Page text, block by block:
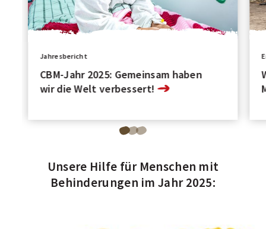
CBM-Jahr 2025: Gemeinsam haben
wir die Welt verbessert!
Jahresbericht
Blättere
Seite
1
Blättere
Seite
2
Blättere
Seite
3
Unsere Hilfe für Menschen mit
Behinderungen im Jahr 2025: